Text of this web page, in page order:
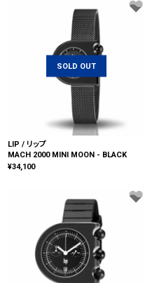
SOLD OUT
LIP / リップ
MACH 2000 MINI MOON - BLACK
¥34,100